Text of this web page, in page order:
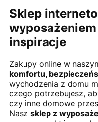
Sklep
inspiracje
Zakupy online w
komfortu,
wychodzenia z domu
czego potrzebujesz,
czy inne domowe
Nasz sklep z